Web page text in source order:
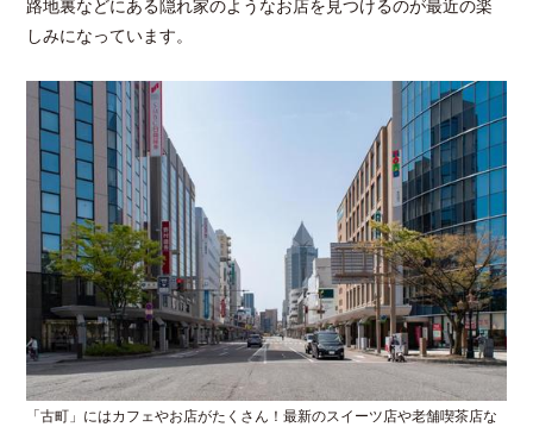
路地裏などにある隠れ家のようなお店を見つけるのが最近の楽
しみになっています。
「古町」にはカフェやお店がたくさん！最新のスイーツ店や老舗喫茶店な